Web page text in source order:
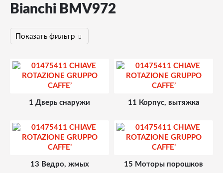
Запчасти для вендинговых автоматов
Запчасти для вендинговых автоматов Bianchi
Запчасти и деталировки для Bianchi BMV972
Bianchi BMV972
Показать фильтр
1 Дверь снаружи 11 Корпус, вытяжка
13 Ведро, жмых 15 Моторы порошков